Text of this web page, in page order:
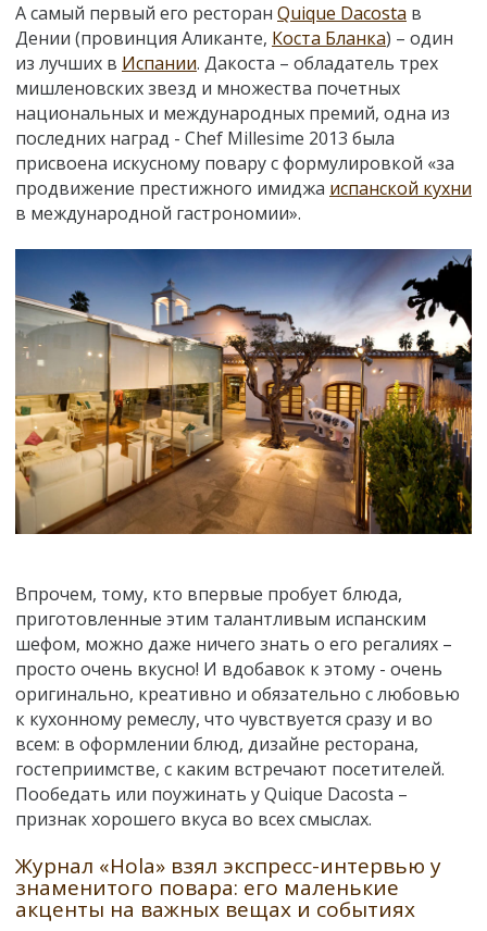
А самый первый его ресторан Quique Dacosta в
Дении (провинция Аликанте, Коста Бланка) – один
из лучших в Испании. Дакоста – обладатель трех
мишленовских звезд и множества почетных
национальных и международных премий, одна из
последних наград - Chef Millesime 2013 была
присвоена искусному повару с формулировкой «за
продвижение престижного имиджа испанской кухни
в международной гастрономии».
Впрочем, тому, кто впервые пробует блюда,
приготовленные этим талантливым испанским
шефом, можно даже ничего знать о его регалиях –
просто очень вкусно! И вдобавок к этому - очень
оригинально, креативно и обязательно с любовью
к кухонному ремеслу, что чувствуется сразу и во
всем: в оформлении блюд, дизайне ресторана,
гостеприимстве, с каким встречают посетителей.
Пообедать или поужинать у Quique Dacosta –
признак хорошего вкуса во всех смыслах.
Журнал «Hola» взял экспресс-интервью у
знаменитого повара: его маленькие
акценты на важных вещах и событиях